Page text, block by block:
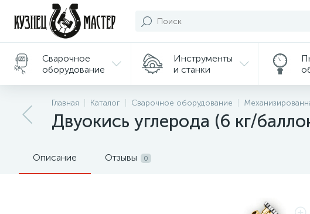
Сварочное
оборудование
Инструменты
и станки
Подарки/
Сувениры
Главная Каталог Сварочное оборудование
Двуокись углерода (6 кг/
Описание Отзывы 0